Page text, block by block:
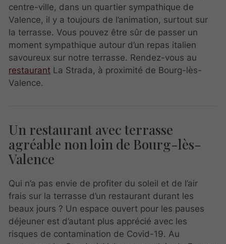
centre-ville, dans un quartier sympathique de
Valence, il y a toujours de l’animation, surtout sur
la terrasse. Vous pouvez être sûr de passer un
moment sympathique autour d’un repas italien
savoureux sur notre terrasse. Rendez-vous au
restaurant La Strada, à proximité de Bourg-lès-
Valence.
Un restaurant avec terrasse
agréable non loin de Bourg-lès-
Valence
Qui n’a pas envie de profiter du soleil et de l’air
frais sur la terrasse d’un restaurant durant les
beaux jours ? Un espace ouvert pour les pauses
déjeuner est d’autant plus apprécié avec les
risques de contamination de Covid-19. Au